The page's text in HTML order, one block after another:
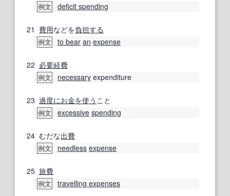
例文 deficit spending
21 費用などを負担する
例文 to bear an expense
22 必要経費
例文 necessary expenditure
23 過度にお金を使う こと
例文 excessive spending
24 むだな出費
例文 needless expense
25 旅費
例文 travelling expenses